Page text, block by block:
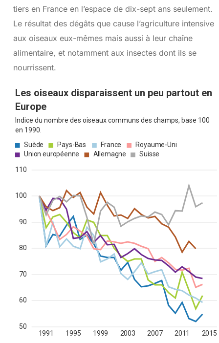
tiers en France en l’espace de dix-sept ans seulement.
Le résultat des dégâts que cause l’agriculture intensive
aux oiseaux eux-mêmes mais aussi à leur chaîne
alimentaire, et notamment aux insectes dont ils se
nourrissent.